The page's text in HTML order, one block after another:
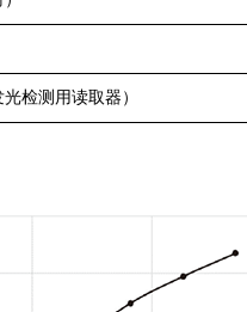
检测用读取器）